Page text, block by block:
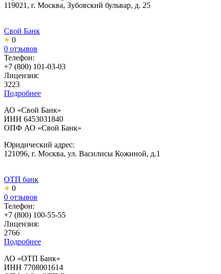
119021, г. Москва, Зубовский бульвар, д. 25
Свой Банк
0
0 отзывов
Телефон:
+7 (800) 101-03-03
Лицензия:
3223
Подробнее
АО «Свой Банк»
ИНН 6453031840
ОПФ АО «Свой Банк»
Юридический адрес:
121096, г. Москва, ул. Василисы Кожиной, д.1
ОТП банк
0
0 отзывов
Телефон:
+7 (800) 100-55-55
Лицензия:
2766
Подробнее
АО «ОТП Банк»
ИНН 7708001614